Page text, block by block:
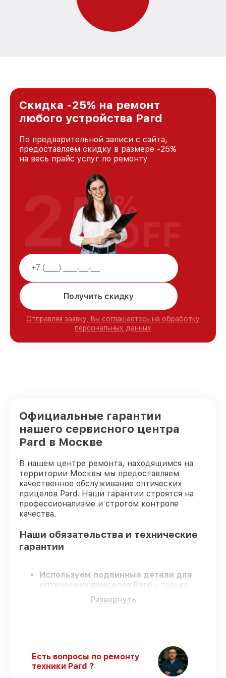
Скидка -25% на ремонт
любого устройства Pard
По предварительной записи с сайта,
предоставляем скидку в размере -25%
на весь прайс услуг по ремонту
Получить скидку
Отправляя заявку, Вы соглашаетесь на обработку
персональных данных
25%
OFF
Официальные гарантии
нашего сервисного центра
Pard в Москве
В нашем центре ремонта, находящимся на
территории Москвы мы предоставляем
качественное обслуживание оптических
прицелов Pard. Наши гарантии строятся на
профессионализме и строгом контроле
качества.
Наши обязательства и технические
гарантии
Используем подлинные детали для
оптических прицелов Pard
– только
заводские запчасти для вашей техники.
Опытные мастера– проходят
– ремонт
оптических прицелов Pard в
оговоренные сроки.
– на все ремонт
Развернуть
Есть вопросы по ремонту
техники Pard ?